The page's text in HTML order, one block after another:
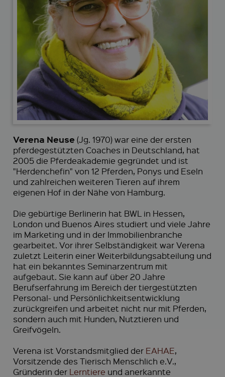
Verena Neuse (Jg. 1970) war eine der ersten
pferdegestützten Coaches in Deutschland, hat
2005 die Pferdeakademie gegründet und ist
"Herdenchefin" von 12 Pferden, Ponys und Eseln
und zahlreichen weiteren Tieren auf ihrem
eigenen Hof in der Nähe von Hamburg.
Die gebürtige Berlinerin hat BWL in Hessen,
London und Buenos Aires studiert und viele Jahre
im Marketing und in der Immobilienbranche
gearbeitet. Vor ihrer Selbständigkeit war Verena
zuletzt Leiterin einer Weiterbildungsabteilung und
hat ein bekanntes Seminarzentrum mit
aufgebaut. Sie kann auf über 20 Jahre
Berufserfahrung im Bereich der tiergestützten
Personal- und Persönlichkeitsentwicklung
zurückgreifen und arbeitet nicht nur mit Pferden,
sondern auch mit Hunden, Nutztieren und
Greifvögeln.
Verena ist Vorstandsmitglied der EAHAE,
Vorsitzende des Tierisch Menschlich e.V.,
Gründerin der Lerntiere und anerkannte